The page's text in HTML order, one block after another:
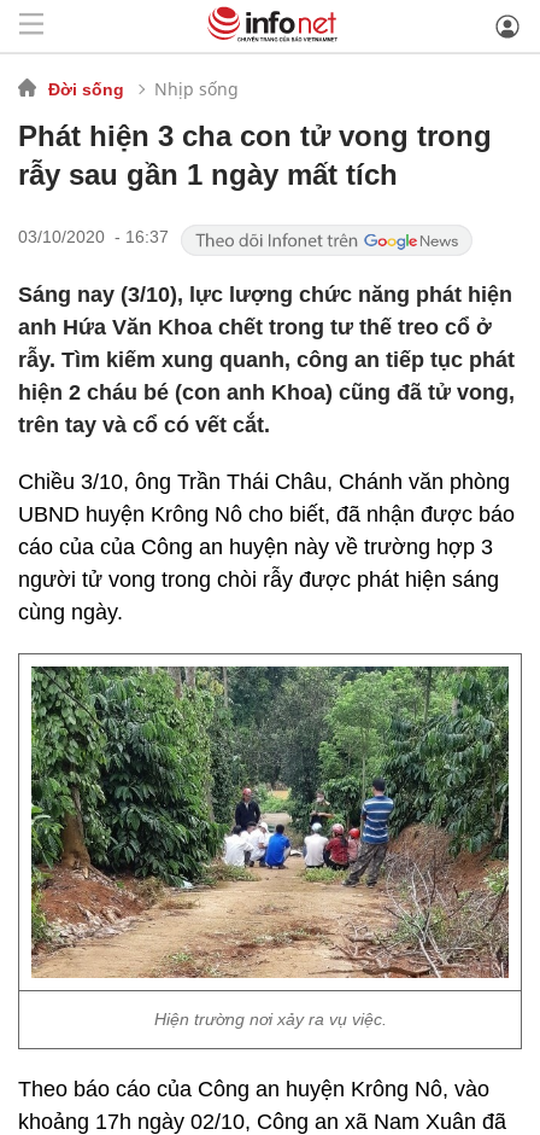
Đời sống Nhịp sống
Phát hiện 3 cha con tử vong trong
rẫy sau gần 1 ngày mất tích
03/10/2020 - 16:37
Sáng nay (3/10), lực lượng chức năng phát hiện
anh Hứa Văn Khoa chết trong tư thế treo cổ ở
rẫy. Tìm kiếm xung quanh, công an tiếp tục phát
hiện 2 cháu bé (con anh Khoa) cũng đã tử vong,
trên tay và cổ có vết cắt.
Chiều 3/10, ông Trần Thái Châu, Chánh văn phòng
UBND huyện Krông Nô cho biết, đã nhận được báo
cáo của của Công an huyện này về trường hợp 3
người tử vong trong chòi rẫy được phát hiện sáng
cùng ngày.
Hiện trường nơi xảy ra vụ việc.
Theo báo cáo của Công an huyện Krông Nô, vào
khoảng 17h ngày 02/10, Công an xã Nam Xuân đã